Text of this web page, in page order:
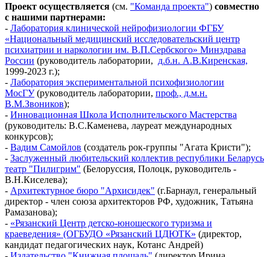
Проект осуществляется (см. "Команда проекта") совместно
с нашими партнерами:
- Лаборатория клинической нейрофизиологии ФГБУ
«Национальный медицинский исследовательский центр
психиатрии и наркологии им. В.П.Сербского» Минздрава
России (руководитель лаборатории, д.б.н. А.В.Киренская,
1999-2023 г.);
- Лаборатория экспериментальной психофизиологии
МосГУ(руководитель лаборатории, проф., д.м.н.
В.М.Звоников);
- Инновационная Школа Исполнительского Мастерства
(руководитель: В.С.Каменева, лауреат международных
конкурсов);
- Вадим Самойлов (создатель рок-группы "Агата Кристи");
- Заслуженный любительский коллектив республики Беларусь
театр "Пилигрим" (Белоруссия, Полоцк, руководитель -
В.Н.Киселева);
- Архитектурное бюро "Архисидек" (г.Барнаул, генеральный
директор - член союза архитекторов РФ, художник, Татьяна
Рамазанова);
- «Рязанский Центр детско-юношеского туризма и
краеведения» (ОГБУДО «Рязанский ЦДЮТК» (директор,
кандидат педагогических наук, Котанс Андрей)